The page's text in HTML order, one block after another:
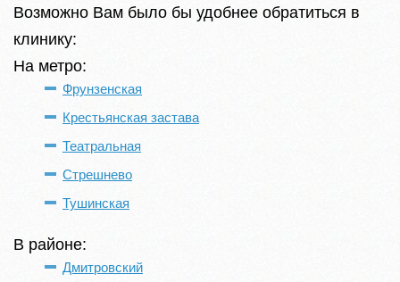
Возможно Вам было бы удобнее обратиться в
клинику:
На метро:
Фрунзенская
Крестьянская застава
Театральная
Стрешнево
Тушинская
В районе:
Дмитровский